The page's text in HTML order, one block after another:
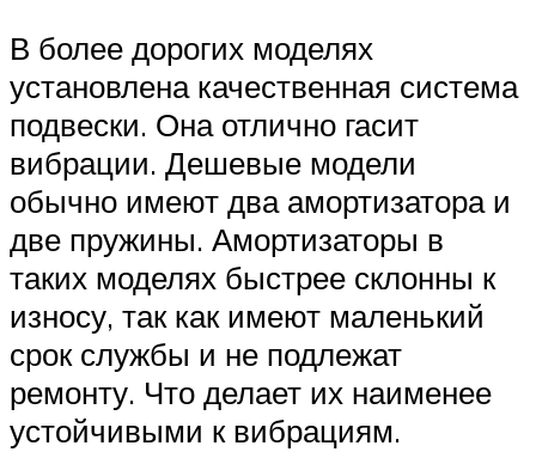
В более дорогих моделях
установлена качественная система
подвески. Она отлично гасит
вибрации. Дешевые модели
обычно имеют два амортизатора и
две пружины. Амортизаторы в
таких моделях быстрее склонны к
износу, так как имеют маленький
срок службы и не подлежат
ремонту. Что делает их наименее
устойчивыми к вибрациям.